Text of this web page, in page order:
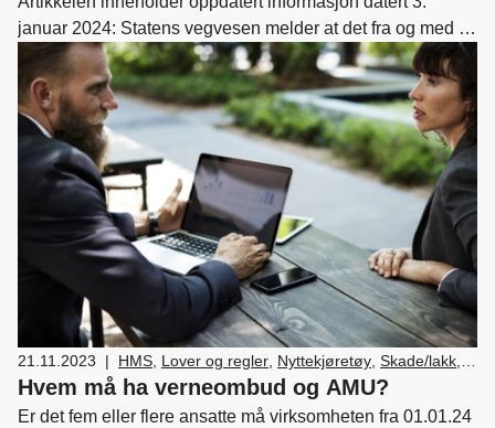
januar 2024: Statens vegvesen melder at det fra og med 3.
januar 2024 kommer et nytt kontrollpunkt 7.14 eCall i
Kontrollinstruks for periodisk kontroll av kjøretøy.
Resultatet samsvarer med høringssvaret og anbefalingen
fra NBF, gjennomgått av NBFs bransjeutvalg
servicemarked.
21.11.2023 | HMS Lover og regler Nyttekjøretøy Skade/lakk
Bilsalg,Forhandler og servicemarkedsdrift
Ledelse og personal,
Verksted, vedlikehold og
Hvem må ha verneombud og AMU?
Er det fem eller flere ansatte må virksomheten fra 01.01.24